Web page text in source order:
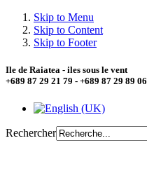
Skip to Menu
Skip to Content
Skip to Footer
Ile de Raiatea - iles sous le vent
+689 87 29 21 79 - +689 87 29 89 06
Rechercher